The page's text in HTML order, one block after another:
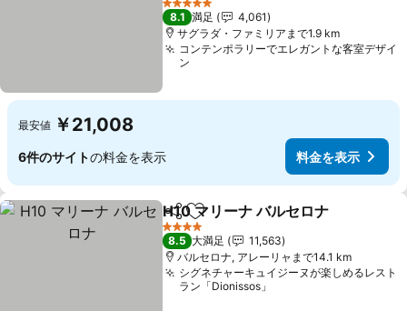
料金を表示
5 ホテルのランク
8.1 満足
4,061
サグラダ・ファミリアまで1.9 km
コンテンポラリーでエレガントな客室デザイ
ン
最安値 ￥21,008
6件のサイトの料金を表示 料金を表示
シェアお気に入りに追加
H10 マリーナ バルセロナ
4 ホテルのランク
8.5 大満足
11,563
バルセロナ, アレーリャまで14.1 km
シグネチャーキュイジーヌが楽しめるレスト
ラン「Dionissos」